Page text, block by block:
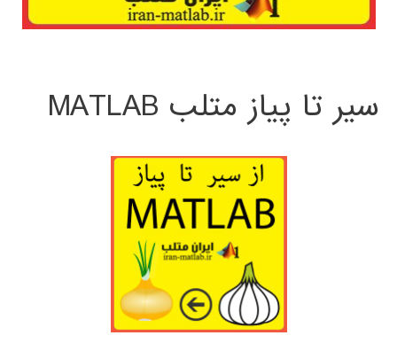
سیر تا پیاز متلب MATLAB